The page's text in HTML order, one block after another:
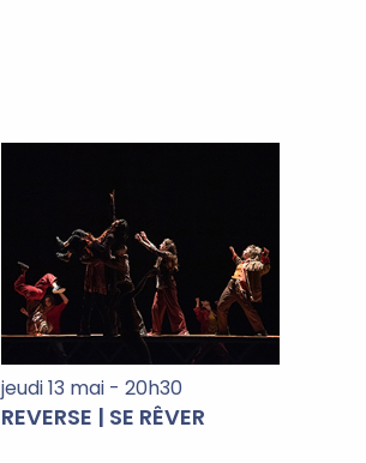
jeudi 13 mai - 20h30
REVERSE | SE RÊVER